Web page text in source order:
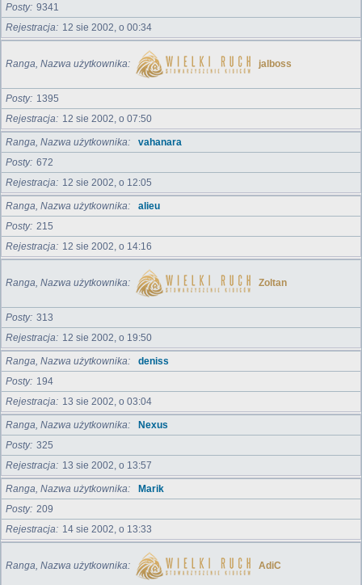
Posty 9341
Rejestracja
12 sie 2002, o 00:34
Ranga, Nazwa użytkownika jalboss
Posty
1395
Rejestracja
12 sie 2002, o 07:50
Ranga, Nazwa użytkownika
vahanara
Posty 672
Rejestracja
12 sie 2002, o 12:05
Ranga, Nazwa użytkownika
alieu
Posty 215
Rejestracja
12 sie 2002, o 14:16
Ranga, Nazwa użytkownika Zoltan
Posty 313
Rejestracja
12 sie 2002, o 19:50
Ranga, Nazwa użytkownika
deniss
Posty
194
Rejestracja
13 sie 2002, o 03:04
Ranga, Nazwa użytkownika
Nexus
Posty 325
Rejestracja
13 sie 2002, o 13:57
Ranga, Nazwa użytkownika
Marik
Posty 209
Rejestracja
14 sie 2002, o 13:33
Ranga, Nazwa użytkownika AdiC